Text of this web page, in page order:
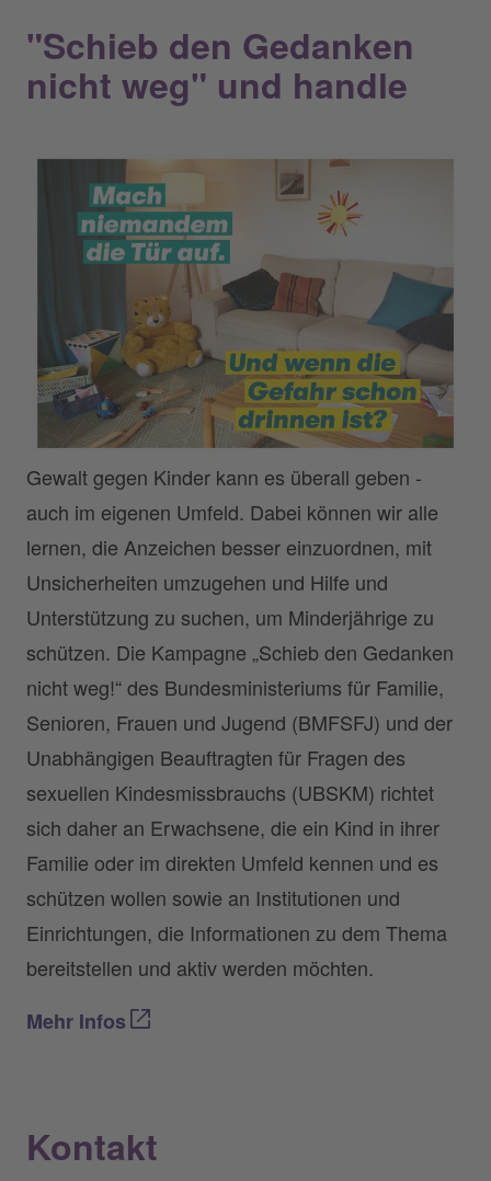
"Schieb den Gedanken
nicht weg" und handle
Gewalt gegen Kinder kann es überall geben -
auch im eigenen Umfeld. Dabei können wir alle
lernen, die Anzeichen besser einzuordnen, mit
Unsicherheiten umzugehen und Hilfe und
Unterstützung zu suchen, um Minderjährige zu
schützen. Die Kampagne „Schieb den Gedanken
nicht weg!“ des Bundesministeriums für Familie,
Senioren, Frauen und Jugend (BMFSFJ) und der
Unabhängigen Beauftragten für Fragen des
sexuellen Kindesmissbrauchs (UBSKM) richtet
sich daher an Erwachsene, die ein Kind in ihrer
Familie oder im direkten Umfeld kennen und es
schützen wollen sowie an Institutionen und
Einrichtungen, die Informationen zu dem Thema
bereitstellen und aktiv werden möchten.
Mehr Infos
Kontakt